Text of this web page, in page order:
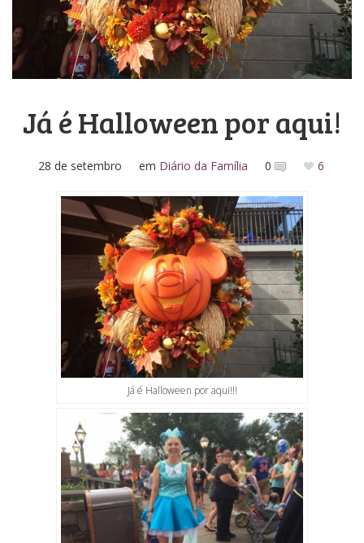
Media Kit
Já é Halloween por aqui!
28 de setembro em Diário da Família 0 6
Já é Halloween por aqui!!!